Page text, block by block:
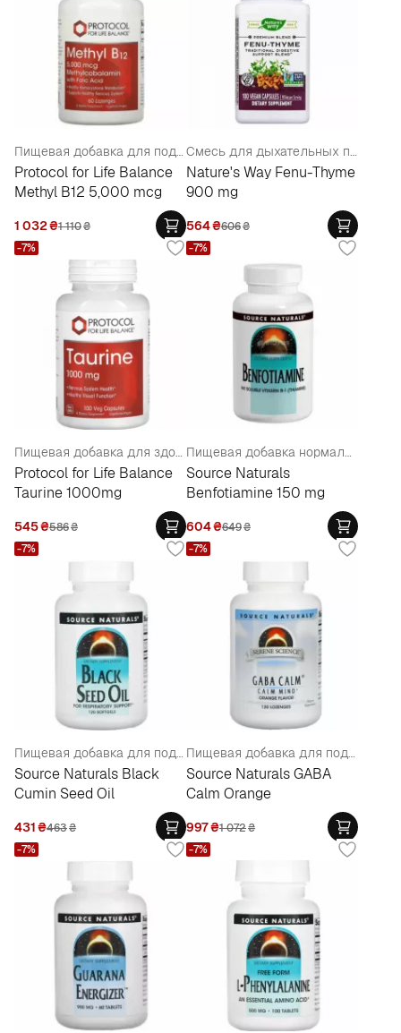
Пищевая добавка для поддержания нервной системы "Метил В12" 5000 мкг в пастилках
Protocol for Life Balance
Methyl B12 5,000 mcg
1 032₴1 110₴
Смесь для дыхательных путей, 900 мг
Nature's Way Fenu-Thyme
900 mg
564₴606₴
Пищевая добавка для здоровья нервной системы "Таурин 1000 мг" в вегетарианских капсулах
Protocol for Life Balance
Taurine 1000mg
545₴586₴
-7%
Пищевая добавка нормализации функции нервной системы "Бенфотиамин"
Source Naturals
Benfotiamine 150 mg
604₴649₴
-7%
Пищевая добавка для поддержки дыхательной системы " Масло черного тмина"
Source Naturals Black
Cumin Seed Oil
431₴463₴
-7%
Пищевая добавка для поддержания нервной системы "Гамма-аминомасляная кислота" со вкусом Апельсин
Source Naturals GABA
Calm Orange
997₴1 072₴
-7%
-7% -7%